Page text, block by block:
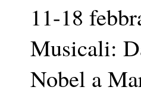
11-18
Musicali:
Nobel a